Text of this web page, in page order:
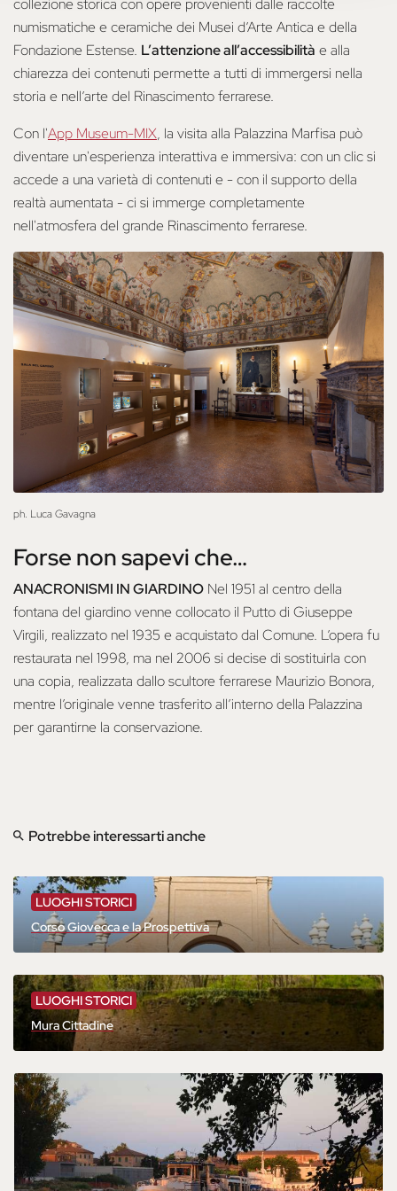
collezione storica con opere provenienti dalle raccolte
numismatiche e ceramiche dei Musei d’Arte Antica e della
Fondazione Estense. L’attenzione all’accessibilità e alla
chiarezza dei contenuti permette a tutti di immergersi nella
storia e nell’arte del Rinascimento ferrarese.
Con l'App Museum-MIX, la visita alla Palazzina Marfisa può
diventare un'esperienza interattiva e immersiva: con un clic si
accede a una varietà di contenuti e - con il supporto della
realtà aumentata - ci si immerge completamente
nell'atmosfera del grande Rinascimento ferrarese.
ph. Luca Gavagna
Forse non sapevi che…
ANACRONISMI IN GIARDINO Nel 1951 al centro della
fontana del giardino venne collocato il Putto di Giuseppe
Virgili, realizzato nel 1935 e acquistato dal Comune. L’opera fu
restaurata nel 1998, ma nel 2006 si decise di sostituirla con
una copia, realizzata dallo scultore ferrarese Maurizio Bonora,
mentre l’originale venne trasferito all’interno della Palazzina
per garantirne la conservazione.
Potrebbe interessarti anche
LUOGHI STORICI
Corso Giovecca e la Prospettiva
LUOGHI STORICI
Mura Cittadine